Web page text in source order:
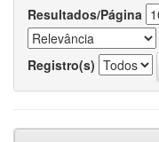
Resultados/Página
Registro(s)